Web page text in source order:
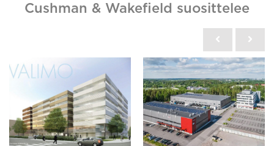
Cushman & Wakefield suosittelee